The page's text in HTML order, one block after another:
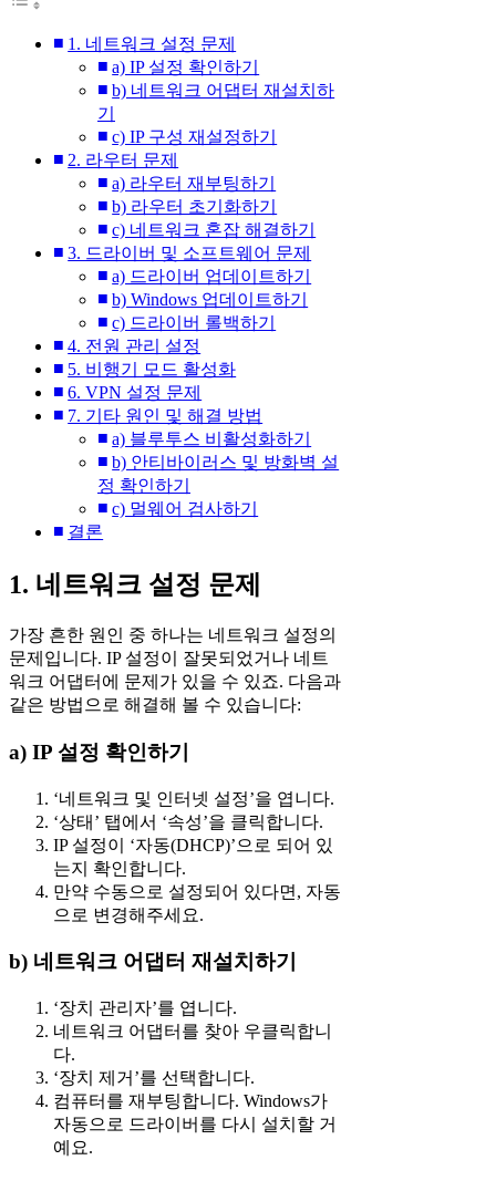
1. 네트워크 설정 문제
a) IP 설정 확인하기
b) 네트워크 어댑터 재설치하
기
c) IP 구성 재설정하기
2. 라우터 문제
a) 라우터 재부팅하기
b) 라우터 초기화하기
c) 네트워크 혼잡 해결하기
3. 드라이버 및 소프트웨어 문제
a) 드라이버 업데이트하기
b) Windows 업데이트하기
c) 드라이버 롤백하기
4. 전원 관리 설정
5. 비행기 모드 활성화
6. VPN 설정 문제
7. 기타 원인 및 해결 방법
a) 블루투스 비활성화하기
b) 안티바이러스 및 방화벽 설
정 확인하기
c) 멀웨어 검사하기
결론
1. 네트워크 설정 문제
가장 흔한 원인 중 하나는 네트워크 설정의
문제입니다. IP 설정이 잘못되었거나 네트
워크 어댑터에 문제가 있을 수 있죠. 다음과
같은 방법으로 해결해 볼 수 있습니다:
a) IP 설정 확인하기
‘네트워크 및 인터넷 설정’을 엽니다.
‘상태’ 탭에서 ‘속성’을 클릭합니다.
IP 설정이 ‘자동(DHCP)’으로 되어 있
는지 확인합니다.
만약 수동으로 설정되어 있다면, 자동
으로 변경해주세요.
b) 네트워크 어댑터 재설치하기
‘장치 관리자’를 엽니다.
네트워크 어댑터를 찾아 우클릭합니
다.
‘장치 제거’를 선택합니다.
컴퓨터를 재부팅합니다. Windows가
자동으로 드라이버를 다시 설치할 거
예요.